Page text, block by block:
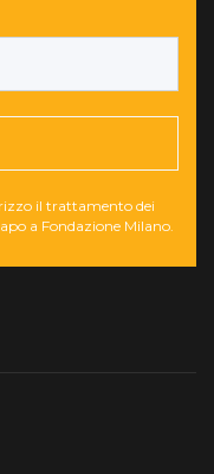
il trattamento dei
a Fondazione Milano.